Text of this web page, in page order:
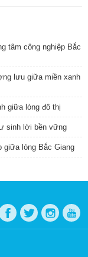
tâm công nghiệp Bắc
lưu giữa miền xanh
giữa lòng đô thị
sinh lời bền vững
giữa lòng Bắc Giang